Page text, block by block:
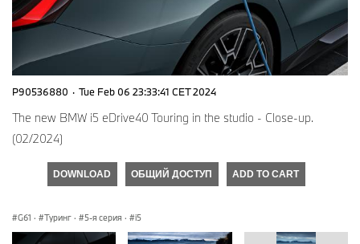
P90536880 · Tue Feb 06 23:33:41 CET 2024
The new BMW i5 eDrive40 Touring in the studio - Close-up.
(02/2024)
DOWNLOAD ОБЩИЙ ДОСТУП ADD TO CART
G61 · Туринг · 5-я серия · i5